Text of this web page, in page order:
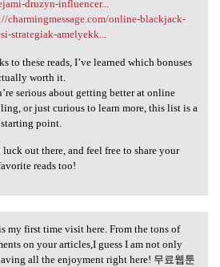
druzyn-influencer...
charmingmessage.com/online-blackjack-
strategiak-amelyekk...
to these reads, I’ve learned which bonuses
worth it.
serious about getting better at online
or just curious to learn more, this list is a
point.
luck out there, and feel free to share your
reads too!
my first time visit
my first time visit here. From the tons of
on your articles,I guess I am not only
all the enjoyment right here! 무료웹툰